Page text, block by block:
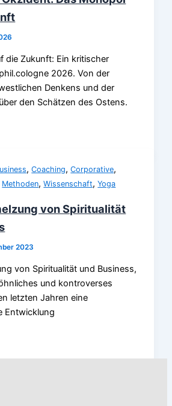
die Zukunft: Ein kritischer
2026. Von der
Denkens und der
den Schätzen des Ostens.
,Coaching,Corporative,
Methoden,Wissenschaft,Yoga
von Spiritualität
2023
von Spiritualität und Business,
und kontroverses
letzten Jahren eine
Entwicklung